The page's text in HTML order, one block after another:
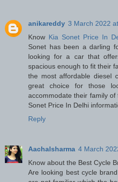
anikareddy 3 March 2022
Know Kia Sonet Price In
Sonet has been a darling
looking for a car that
spacious enough to fit their
the most affordable diesel
great choice for those
accommodate their family
Sonet Price In Delhi
Reply
Aachalsharma 4 March
Know about the Best Cycle
Are looking best cycle